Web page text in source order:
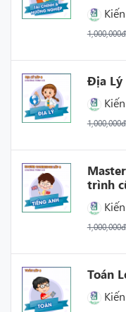
1,000,000đ
Địa Lý
1,000,000đ
trình
1,000,000đ
Toán